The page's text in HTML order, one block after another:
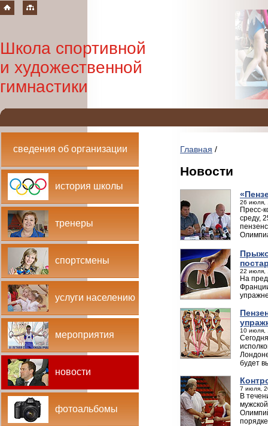
Школа спортивной
и художественной
гимнастики
сведения об организации
история школы
тренеры
спортсмены
услуги населению
мероприятия
новости
фотоальбомы
Главная /
Новости
26 июля,
Пресс-
среду,
22 июля,
На
10 июля,
будет
7 июля,
В